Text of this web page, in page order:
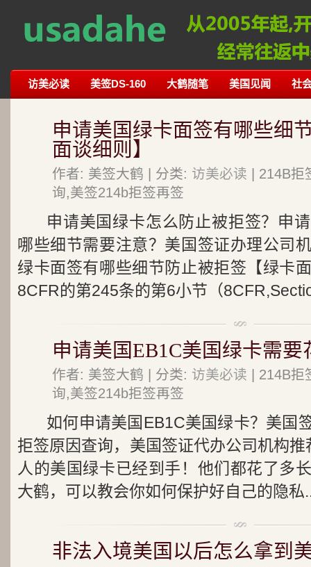
访美必读 美签DS-160 大鹤随笔 美国见闻 社
申请美国绿卡面签有哪些细
面谈细则】
作者: 美签大鹤 | 分类: 访美必读 | 214B
询,美签214b拒签再签
申请美国绿卡怎么防止被拒签？申
哪些细节需要注意？美国签证办理公司
绿卡面签有哪些细节防止被拒签【绿卡
8CFR的第245条的第6小节（
申请美国EB1C美国绿卡需要
作者: 美签大鹤 | 分类: 访美必读 | 214B
询,美签214b拒签再签
如何申请美国EB1C美国绿卡？美国
拒签原因查询，美国签证代办公司机构
人的美国绿卡已经到手！他们都花了多
大鹤，可以教会你如何保护好自己的隐私
非法入境美国以后怎么拿到